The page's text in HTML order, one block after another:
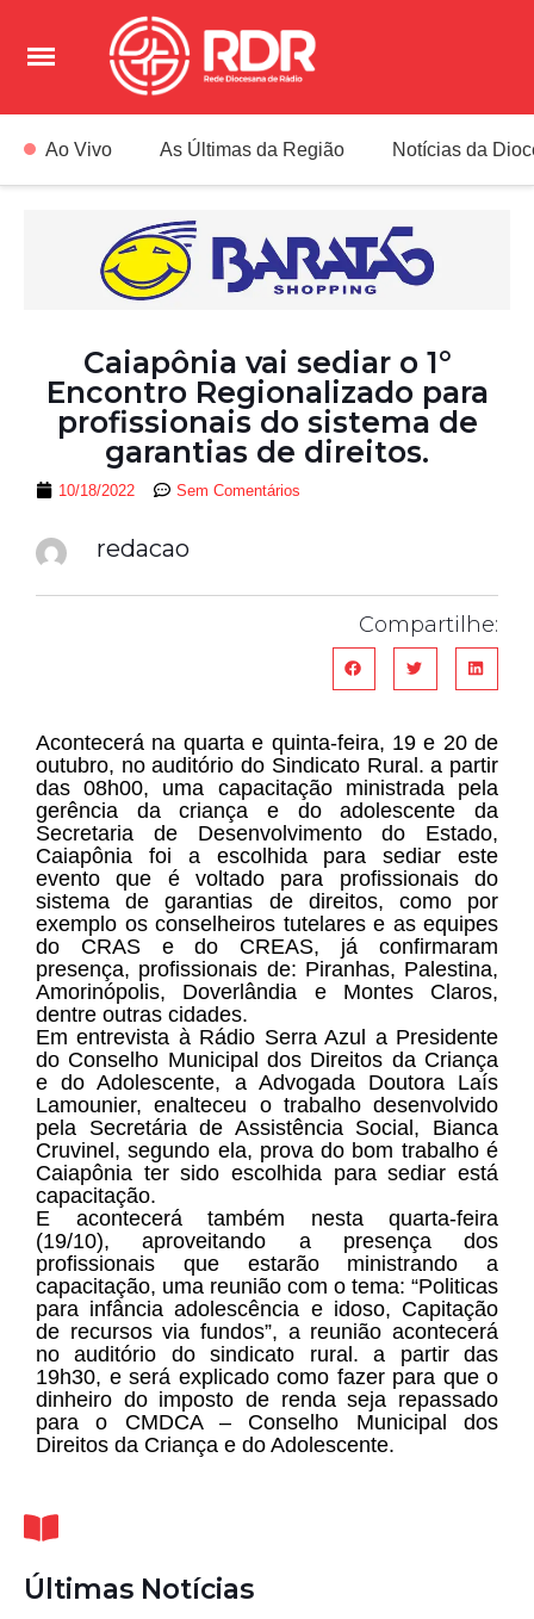
Ao Vivo As Últimas da Região Notícias da
Caiapônia vai sediar o 1°
Encontro Regionalizado para
profissionais do sistema de
garantias de direitos.
10/18/2022 Sem Comentários
redacao
Compartilhe:
Acontecerá na quarta e quinta-feira, 19 e 20 de
outubro, no auditório do Sindicato Rural. a partir
das 08h00, uma capacitação ministrada pela
gerência da criança e do adolescente da
Secretaria de Desenvolvimento do Estado,
Caiapônia foi a escolhida para sediar este
evento que é voltado para profissionais do
sistema de garantias de direitos, como por
exemplo os conselheiros tutelares e as equipes
do CRAS e do CREAS, já confirmaram
presença, profissionais de: Piranhas, Palestina,
Amorinópolis, Doverlândia e Montes Claros,
dentre outras cidades.
Em entrevista à Rádio Serra Azul a Presidente
do Conselho Municipal dos Direitos da Criança
e do Adolescente, a Advogada Doutora Laís
Lamounier, enalteceu o trabalho desenvolvido
pela Secretária de Assistência Social, Bianca
Cruvinel, segundo ela, prova do bom trabalho é
Caiapônia ter sido escolhida para sediar está
capacitação.
E acontecerá também nesta quarta-feira
(19/10), aproveitando a presença dos
profissionais que estarão ministrando a
capacitação, uma reunião com o tema: “Politicas
para infância adolescência e idoso, Capitação
de recursos via fundos”, a reunião acontecerá
no auditório do sindicato rural. a partir das
19h30, e será explicado como fazer para que o
dinheiro do imposto de renda seja repassado
para o CMDCA – Conselho Municipal dos
Direitos da Criança e do Adolescente.
Últimas Notícias